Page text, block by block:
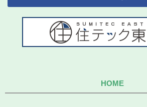
HOME